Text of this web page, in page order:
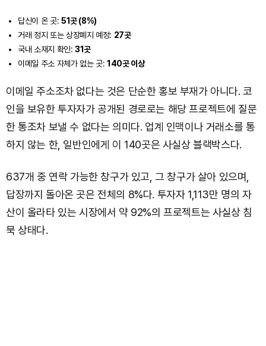
답신이 온 곳: 51곳 (8%)
거래 정지 또는 상장폐지 예정: 27곳
국내 소재지 확인:31곳
이메일 주소 자체가 없는 곳:140곳 이상
이메일 주소조차 없다는 것은 단순한 홍보 부재가 아니다. 코
인을 보유한 투자자가 공개된 경로로는 해당 프로젝트에 질문
한 통조차 보낼 수 없다는 의미다. 업계 인맥이나 거래소를 통
하지 않는 한, 일반인에게 이 140곳은 사실상 블랙박스다.
637개 중 연락 가능한 창구가 있고, 그 창구가 살아 있으며,
답장까지 돌아온 곳은 전체의 8%다. 투자자 1,113만 명의 자
산이 올라타 있는 시장에서 약 92%의 프로젝트는 사실상 침
묵 상태다.